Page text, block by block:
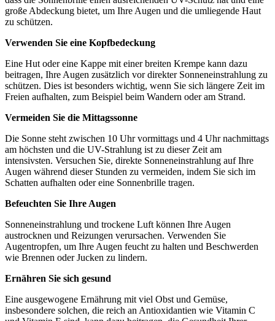
große Abdeckung bietet, um Ihre Augen und die umliegende Haut
zu schützen.
Verwenden Sie eine Kopfbedeckung
Eine Hut oder eine Kappe mit einer breiten Krempe kann dazu
beitragen, Ihre Augen zusätzlich vor direkter Sonneneinstrahlung zu
schützen. Dies ist besonders wichtig, wenn Sie sich längere Zeit im
Freien aufhalten, zum Beispiel beim Wandern oder am Strand.
Vermeiden Sie die Mittagssonne
Die Sonne steht zwischen 10 Uhr vormittags und 4 Uhr nachmittags
am höchsten und die UV-Strahlung ist zu dieser Zeit am
intensivsten. Versuchen Sie, direkte Sonneneinstrahlung auf Ihre
Augen während dieser Stunden zu vermeiden, indem Sie sich im
Schatten aufhalten oder eine Sonnenbrille tragen.
Befeuchten Sie Ihre Augen
Sonneneinstrahlung und trockene Luft können Ihre Augen
austrocknen und Reizungen verursachen. Verwenden Sie
Augentropfen, um Ihre Augen feucht zu halten und Beschwerden
wie Brennen oder Jucken zu lindern.
Ernähren Sie sich gesund
Eine ausgewogene Ernährung mit viel Obst und Gemüse,
insbesondere solchen, die reich an Antioxidantien wie Vitamin C